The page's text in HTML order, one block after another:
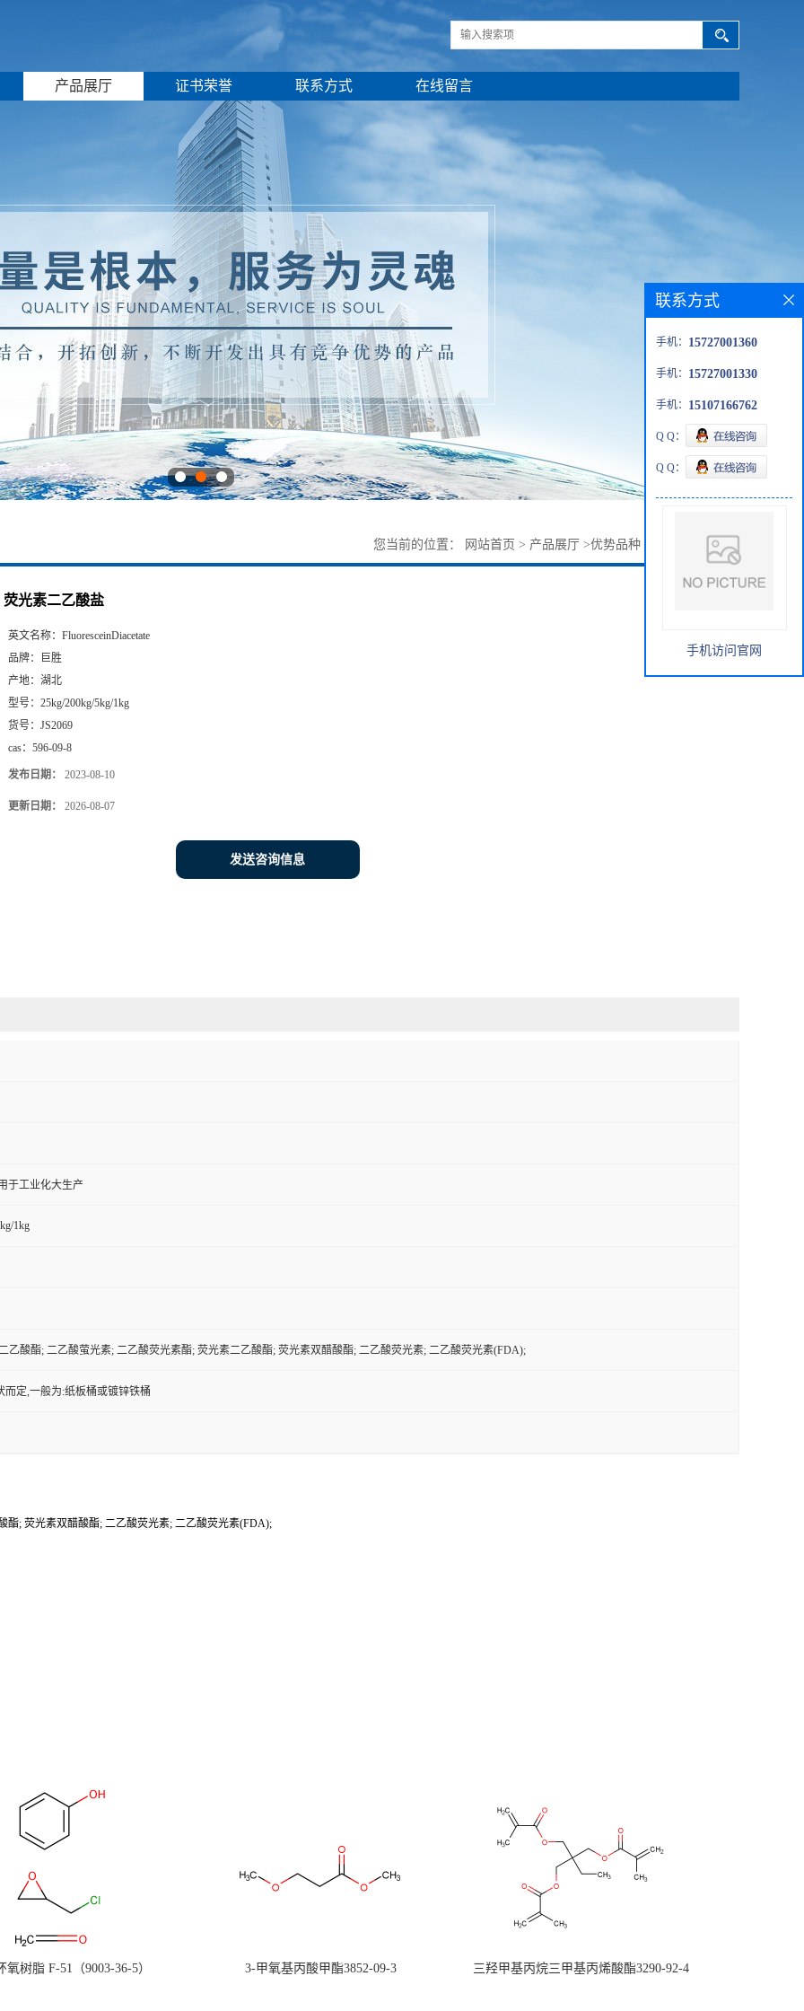
产品展厅 证书荣誉 联系方式 在线留言
您当前的位置： 网站首页 > 产品展厅 >优势品种 荧光素二乙酸盐
荧光素二乙酸盐
英文名称： FluoresceinDiacetate
品牌：
巨胜
产地： 湖北
型号： 25kg/200kg/5kg/1kg
货号： JS2069
cas： 596-09-8
发布日期： 2023-08-10
更新日期： 2026-08-07
发送咨询信息
于工业化大生产
1kg
乙酸酯; 二乙酸萤光素; 二乙酸荧光素酯; 荧光素二乙酸酯; 荧光素双醋酸酯; 二乙酸荧光素; 二乙酸荧光素(FDA);
而定,一般为:纸板桶或镀锌铁桶
; 荧光素双醋酸酯; 二乙酸荧光素; 二乙酸荧光素(FDA);
氧树脂 F-51（9003-36-5） 3-甲氧基丙酸甲酯3852-09-3 三羟甲基丙烷三甲基丙烯酸酯3290-92-4
联系方式
手机： 15727001360
手机： 15727001330
手机： 15107166762
Q Q：
Q Q：
手机访问官网